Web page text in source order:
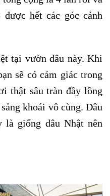
hết các góc cảnh
tại vườn dâu này. Khi
sẽ có cảm giác trong
thật sâu tràn đầy lồng
khoái vô cùng. Dâu
giống dâu Nhật nên